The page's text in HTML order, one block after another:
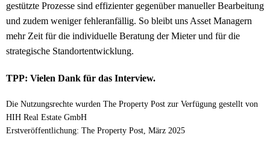
gestützte Prozesse sind effizienter gegenüber manueller Bearbeitung
und zudem weniger fehleranfällig. So bleibt uns Asset Managern
mehr Zeit für die individuelle Beratung der Mieter und für die
strategische Standortentwicklung.
TPP: Vielen Dank für das Interview.
Die Nutzungsrechte wurden The Property Post zur Verfügung gestellt von
HIH Real Estate GmbH
Erstveröffentlichung: The Property Post, März 2025